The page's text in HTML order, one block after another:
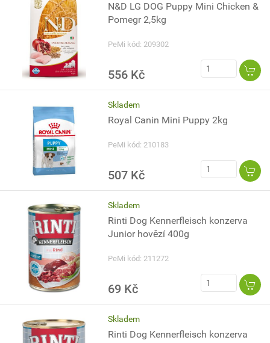
N&D LG DOG Puppy Mini Chicken &
Pomegr 2,5kg
PeMi kód: 209302
556 Kč
Skladem
Royal Canin Mini Puppy 2kg
PeMi kód: 210183
507 Kč
Skladem
Rinti Dog Kennerfleisch konzerva
Junior hovězí 400g
PeMi kód: 211272
69 Kč
Skladem
Rinti Dog Kennerfleisch konzerva